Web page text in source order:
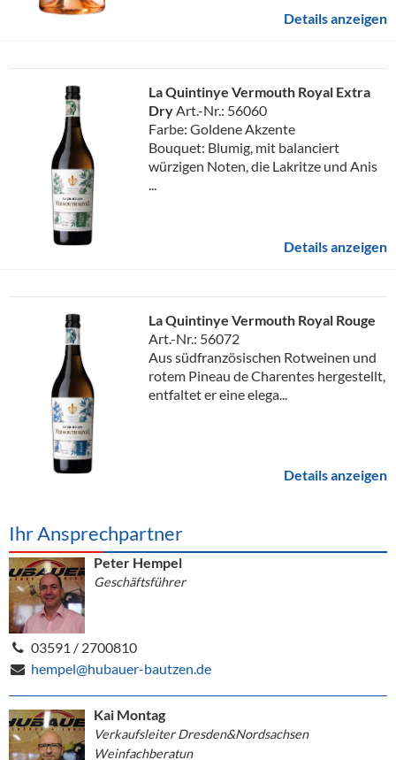
Details anzeigen
La Quintinye Vermouth Royal Extra
DryArt.-Nr.: 56060
Farbe: Goldene Akzente
Bouquet: Blumig, mit balanciert
würzigen Noten, die Lakritze und Anis
...
Details anzeigen
La Quintinye Vermouth Royal Rouge
Art.-Nr.: 56072
Aus südfranzösischen Rotweinen und
rotem Pineau de Charentes hergestellt,
entfaltet er eine elega...
Details anzeigen
Ihr Ansprechpartner
Peter Hempel
Geschäftsführer
03591 / 2700810
hempel@hubauer-bautzen.de
Kai Montag
Verkaufsleiter Dresden&Nordsachsen
Weinfachberatun